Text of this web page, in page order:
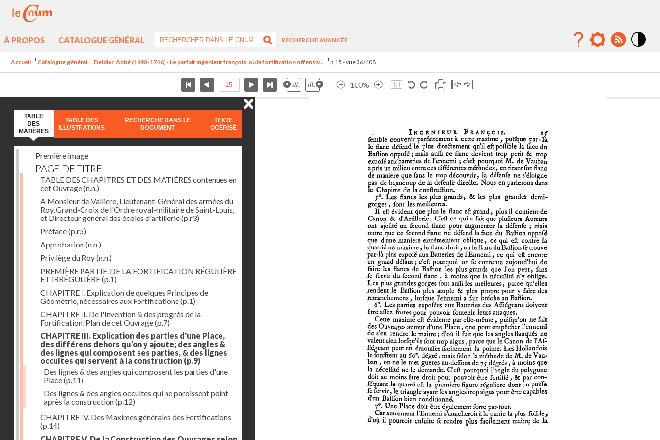
À PROPOS CATALOGUE GÉNÉRAL
RECHERCHE AVANCÉE
Accueil Catalogue général Deidier, Abbé (1698-1746) - Le parfait ingénieur françois, ou la fortification offensiv... p.15 - vue 36/408
100%
TABLE
DES
MATIÈRES
TABLE DES
ILLUSTRATIONS
RECHERCHE DANS LE
DOCUMENT
TEXTE
OCÉRISÉ
Première image
PAGE DE TITRE
TABLE DES CHAPITRES ET DES MATIÈRES contenues en
cet Ouvrage(n.n.)
A Monsieur de Valliere, Lieutenant-Général des armées du
Roy, Grand-Croix de l'Ordre royal-militaire de Saint-Louis,
et Directeur général des écoles d'artillerie(p.r3)
Préface(p.r5)
Approbation(n.n.)
Privilège du Roy(n.n.)
PREMIÈRE PARTIE. DE LA FORTIFICATION RÉGULIÈRE
ET IRRÉGULIÈRE(p.1)
CHAPITRE I. Explication de quelques Principes de
Géométrie, nécessaires aux Fortifications (p.1)
CHAPITRE II. De l'Invention & des progrès de la
Fortification. Plan de cet Ouvrage(p.7)
CHAPITRE III. Explication des parties d'une Place,
des différens dehors qu'on y ajoute; des angles &
des lignes qui composent ses parties, & des lignes
occultes qui servent à la construction (p.9)
Des lignes & des angles qui composent les parties d'une
Place(p.11)
Des lignes & des angles occultes qui ne paroissent point
après la construction(p.12)
CHAPITRE IV. Des Maximes générales des Fortifications
(p.14)